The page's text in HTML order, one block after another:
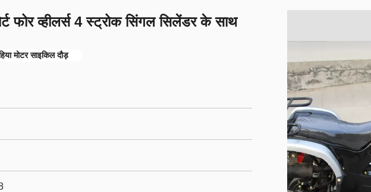
फोर व्हीलर्स 4 स्ट्रोक सिंगल सिलेंडर के साथ
मोटर साइकिल दौड़